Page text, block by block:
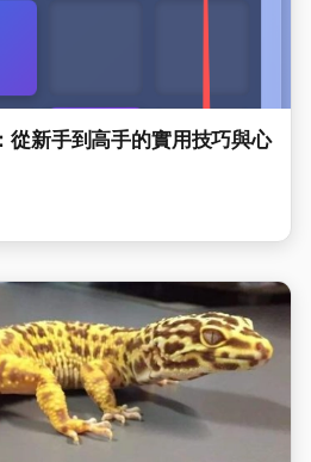
新手到高手的實用技巧與心